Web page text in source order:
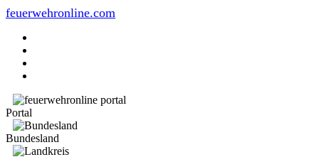
feuerwehronline.com
Portal
Bundesland